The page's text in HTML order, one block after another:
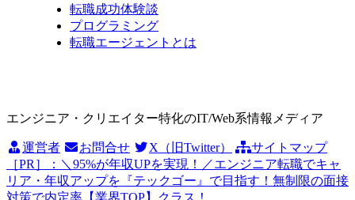
転職成功体験談
プログラミング
転職エージェントとは
エンジニア・クリエイター特化のIT/Web系情報メディア
運営者 お問合せ X（旧Twitter）
サイトマップ
［PR］：＼95%が年収UPを実現！／エンジニア転職でキャ
リア・年収アップを『テックゴー』で目指す！無制限の面接
対策で内定率【業界TOP】クラス！